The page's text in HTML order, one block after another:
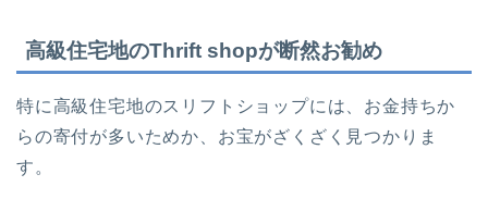
高級住宅地のThrift shopが断然お勧め
特に高級住宅地のスリフトショップには、お金持ちか
らの寄付が多いためか、お宝がざくざく見つかりま
す。